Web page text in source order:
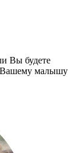
Вы будете
Вашему малышу